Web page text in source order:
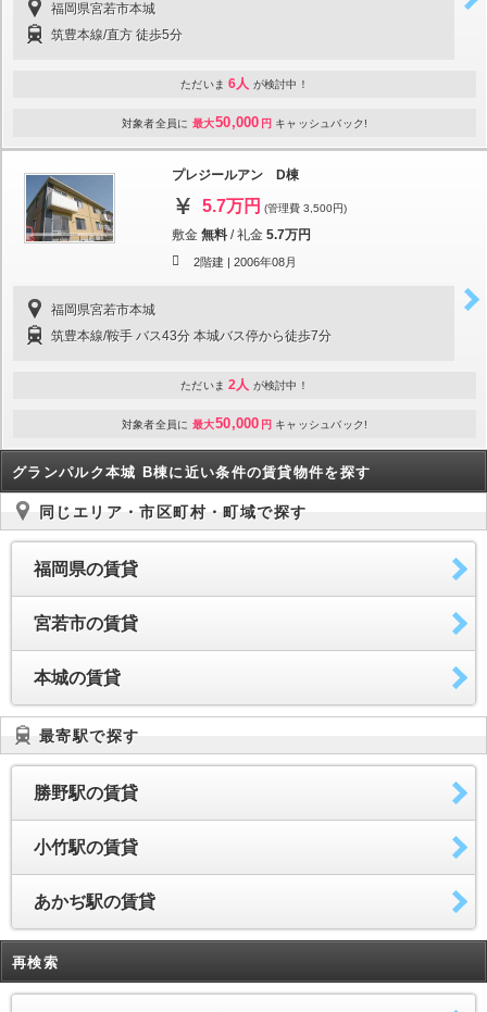
福岡県宮若市本城
筑豊本線/直方 徒歩5分
ただいま 6人 が検討中！
対象者全員に 最大50,000 円 キャッシュバック!
プレジールアン D棟
5.7万円 (管理費 3,500円)
敷金 無料 /礼金 5.7万円
2階建 | 2006年08月
福岡県宮若市本城
筑豊本線/鞍手 バス43分 本城バス停から徒歩7分
ただいま 2人 が検討中！
対象者全員に 最大50,000 円 キャッシュバック!
グランパルク本城 B棟に近い条件の賃貸物件を探す
同じエリア・市区町村・町域で探す
福岡県の賃貸
宮若市の賃貸
本城の賃貸
最寄駅で探す
勝野駅の賃貸
小竹駅の賃貸
あかぢ駅の賃貸
再検索